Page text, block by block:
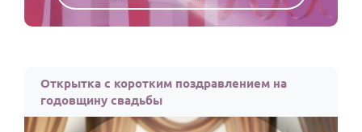
Открытка с коротким поздравлением на
годовщину свадьбы